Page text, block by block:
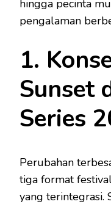
hingga pecinta
pengalaman
1.
Sunset
Series
Perubahan
tiga format
yang terintegrasi.